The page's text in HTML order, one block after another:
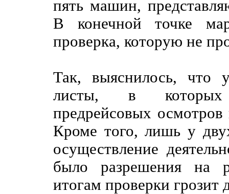
пять машин,
В конечной точке
проверка, которую не
Так, выяснилось, что
листы, в которых
предрейсовых
Кроме того, лишь у
осуществление
было разрешения на
итогам проверки грозит